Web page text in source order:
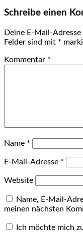
Schreibe einen
Deine E-Mail-
Felder sind mit *
Kommentar *
Name *
E-Mail-Adresse *
Website
Name, E-Mail-
meinen nächsten
Ich möchte mich